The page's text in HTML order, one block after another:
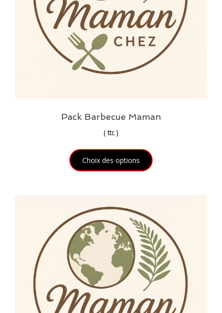
Pack Barbecue Maman
(ttc )
Choix des options